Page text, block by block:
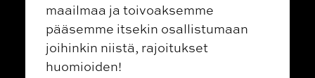
maailmaa ja toivoaksemme
pääsemme itsekin osallistumaan
joihinkin niistä, rajoitukset
huomioiden!